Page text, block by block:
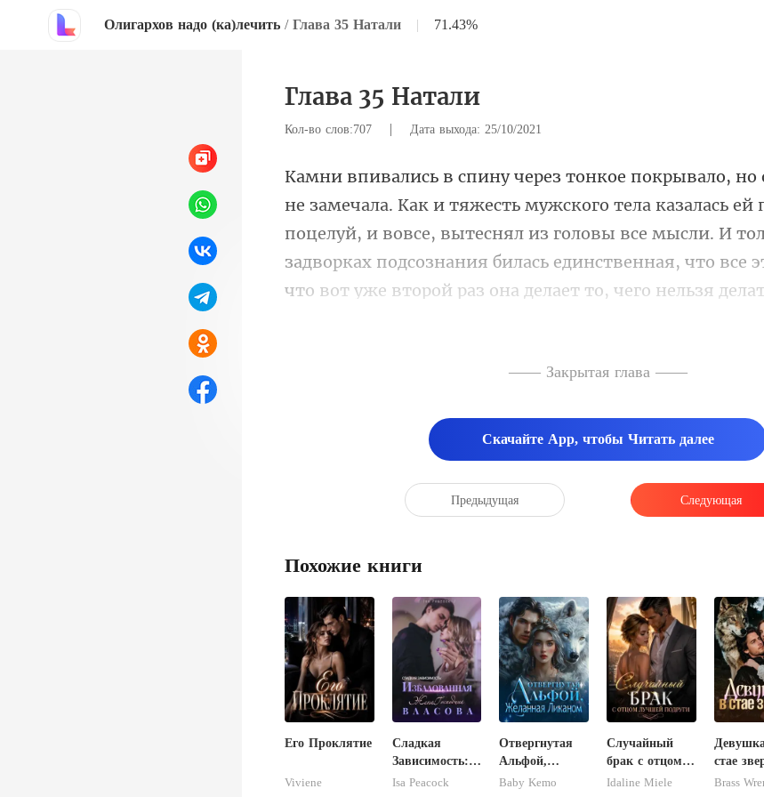
Олигархов надо (ка)лечить / Глава 35 Натали | 71.43%
Глава 35 Натали
Кол-во слов:707 | Дата выхода: 25/10/2021
сь ей
поцелуй, и вовсе, вытеснял из головы все мысли. И
задворках подсознания би
—— Закрытая глава ——
Скачайте App, чтобы Читать далее
Предыдущая Следующая
Похожие книги
Его Проклятие
Viviene
Сладкая
Зависимость:
Избалованная
Isa Peacock
Отвергнутая
Альфой,
Желанная
Baby Kemo
Случайный
брак с отцом
лучшей
Idaline Miele
стае
Brass